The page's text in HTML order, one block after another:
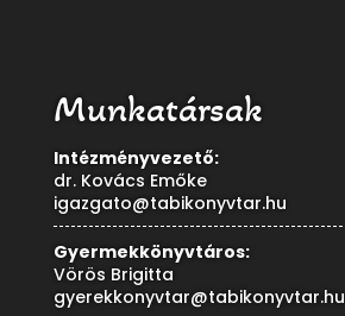
Munkatársak
Intézményvezető:
dr. Kovács Emőke
igazgato@tabikonyvtar.hu
Gyermekkönyvtáros:
Vörös Brigitta
gyerekkonyvtar@tabikonyvtar.hu